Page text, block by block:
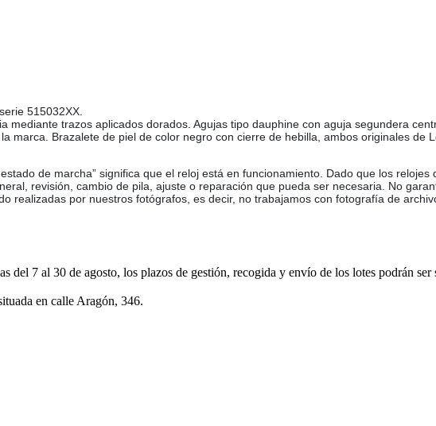
515032XX.
mediante trazos aplicados dorados. Agujas tipo dauphine con aguja segundera
marca. Brazalete de piel de color negro con cierre de hebilla, ambos originales de
de marcha” significa que el reloj está en funcionamiento. Dado que los
revisión, cambio de pila, ajuste o reparación que pueda ser necesaria. No
realizadas por nuestros fotógrafos, es decir, no trabajamos con fotografía de
del 7 al 30 de agosto, los plazos de gestión, recogida y envío de los lotes podrán
en calle Aragón, 346.